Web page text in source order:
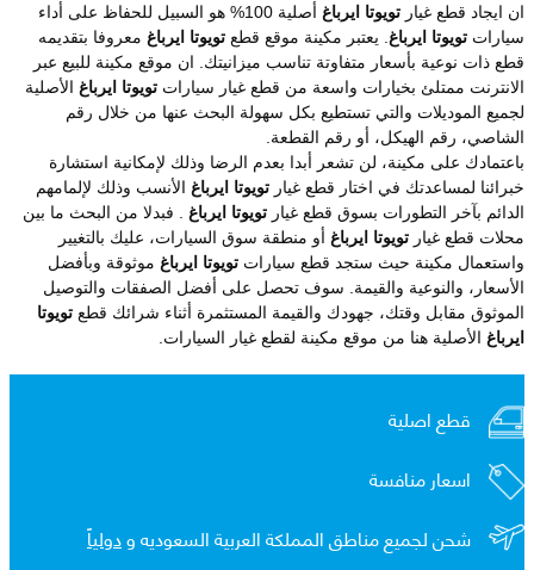
ان ايجاد قطع غيار تويوتا ايرباغ
أصلية 100% هو السبيل للحفاظ على أداء
سيارات تويوتا ايرباغ . يعتبر مكينة موقع قطع تويوتا ايرباغ معروفا بتقديمه
قطع ذات نوعية بأسعار متفاوتة تناسب ميزانيتك. ان موقع مكينة للبيع عبر
الانترنت ممتلئ بخيارات واسعة من قطع غيار سيارات تويوتا ايرباغ الأصلية
لجميع الموديلات والتي تستطيع بكل سهولة البحث عنها من خلال رقم
الشاصي، رقم الهيكل، أو رقم القطعة.
باعتمادك على مكينة، لن تشعر أبدا بعدم الرضا وذلك لإمكانية استشارة
خبرائنا لمساعدتك في اختار قطع غيار تويوتا ايرباغ الأنسب وذلك لإلمامهم
الدائم بآخر التطورات بسوق قطع غيار تويوتا ايرباغ . فبدلا من البحث ما بين
محلات قطع غيار تويوتا ايرباغ أو منطقة سوق السيارات، عليك بالتغيير
واستعمال مكينة حيث ستجد قطع سيارات تويوتا ايرباغ موثوقة وبأفضل
الأسعار، والنوعية والقيمة. سوف تحصل على أفضل الصفقات والتوصيل
الموثوق مقابل وقتك، جهودك والقيمة المستثمرة أثناء شرائك قطع تويوتا
ايرباغ الأصلية هنا من موقع مكينة لقطع غيار السيارات.
قطع اصلية
اسعار منافسة
شحن لجميع مناطق المملكة العربية السعوديه ودولياً